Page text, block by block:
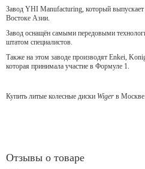
Завод YHI Manufacturing, который
Востоке Азии.
Завод оснащён самыми передовыми
штатом специалистов.
Также на этом заводе производят Enkei,
которая принимала участие в Формуле 1.
Купить литые колесные диски Wiger в Москве
Отзывы о товаре